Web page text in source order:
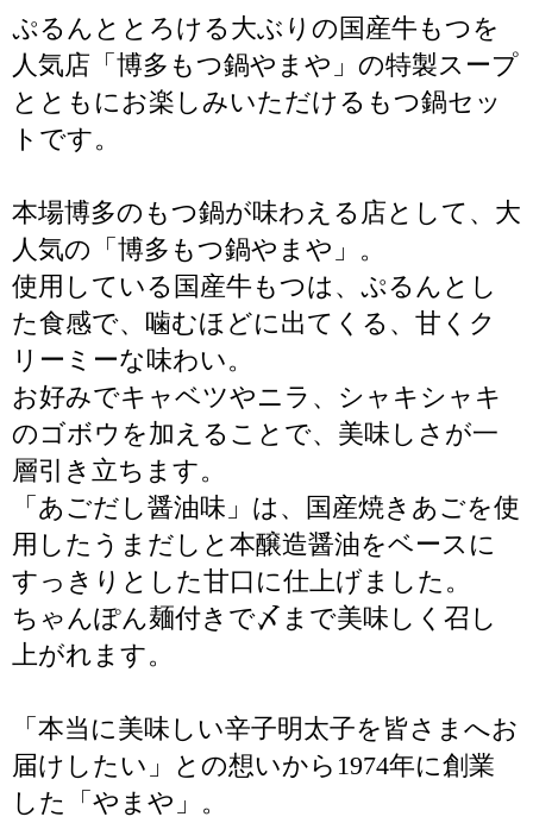
ぷるんととろける大ぶりの国産牛もつを
人気店「博多もつ鍋やまや」の特製スープ
とともにお楽しみいただけるもつ鍋セッ
トです。
本場博多のもつ鍋が味わえる店として、大
人気の「博多もつ鍋やまや」。
使用している国産牛もつは、ぷるんとし
た食感で、噛むほどに出てくる、甘くク
リーミーな味わい。
お好みでキャベツやニラ、シャキシャキ
のゴボウを加えることで、美味しさが一
層引き立ちます。
「あごだし醤油味」は、国産焼きあごを使
用したうまだしと本醸造醤油をベースに
すっきりとした甘口に仕上げました。
ちゃんぽん麺付きで〆まで美味しく召し
上がれます。
「本当に美味しい辛子明太子を皆さまへお
届けしたい」との想いから1974年に創業
した「やまや」。